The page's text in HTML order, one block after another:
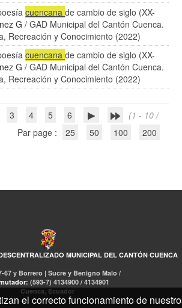
cuencanade cambio de siglo (XX-
G / GAD Municipal del Cantón Cuenca.
Recreación y Conocimiento (2022)
cuencanade cambio de siglo (XX-
G / GAD Municipal del Cantón Cuenca.
Recreación y Conocimiento (2022)
3 4 5 6
(1 - 10 /
Par page : 25 50 100 200
MUNICIPAL DEL CANTÓN CUENCA
67 y Borrero | Sucre y Benigno Malo /
(593-7) 4134900 / 4134901
Cuenca, Ecuador
el correcto funcionamiento de